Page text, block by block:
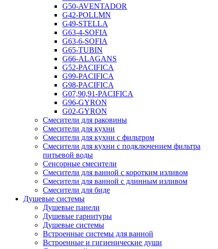
G50-AVENTADOR
G42-POLLMN
G49-STELLA
G63-4-SOFIA
G63-6-SOFIA
G65-TUBIN
G66-ALAGANS
G52-PACIFICA
G99-PACIFICA
G98-PACIFICA
G07,90,91-PACIFICA
G96-GYRON
G02-GYRON
Смесители для раковины
Смесители для кухни
Смесители для кухни с фильтром
Смесители для кухни с подключением фильтра
питьевой воды
Сенсорные смесители
Смесители для ванной с коротким изливом
Смесители для ванной с длинным изливом
Смесители для биде
Душевые системы
Душевые панели
Душевые гарнитуры
Душевые системы
Встроенные системы для ванной
Встроенные и гигиенические души